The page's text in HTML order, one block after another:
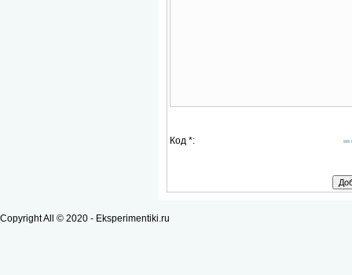
Код *:
Copyright All © 2020 - Eksperimentiki.ru